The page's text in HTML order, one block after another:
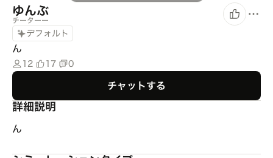
ゆんぶ
チーターー
デフォルト
ん
12 17 0
チャットする
詳細説明
ん